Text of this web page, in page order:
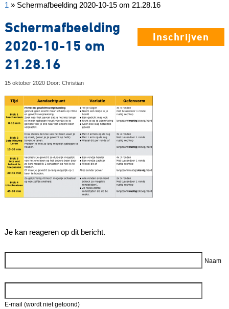
1 » Schermafbeelding 2020-10-15 om 21.28.16
Inschrijven
Schermafbeelding
2020-10-15 om
21.28.16
15 oktober 2020 Door: Christian
Je kan reageren op dit bericht.
Naam
E-mail (wordt niet getoond)